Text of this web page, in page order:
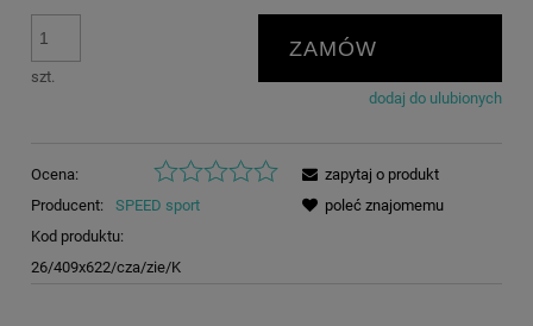
szt.
ZAMÓW
dodaj do ulubionych
Ocena:
Producent:
SPEED sport
Kod produktu:
26/409x622/cza/zie/K
zapytaj o produkt
poleć znajomemu